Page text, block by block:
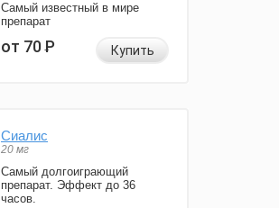
Самый известный в мире
препарат
от 70Р Купить
Сиалис
20 мг
Самый долгоиграющий
препарат. Эффект до 36
часов.